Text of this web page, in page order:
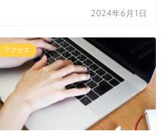
2024年6月1日
アクセス